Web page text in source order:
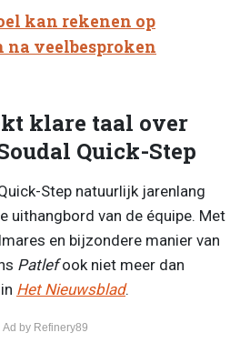
kan rekenen op
na veelbesproken
klare taal over
Quick-Step
Step natuurlijk jarenlang
uithangbord van de équipe. Met
en bijzondere manier van
Patlefook niet meer dan
Het Nieuwsblad.
by Refinery89